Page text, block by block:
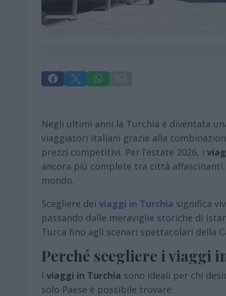
  
Negli ultimi anni la Turchia è diventata
viaggiatori italiani grazie alla
prezzi competitivi. Per l’estate 2026, i
ancora più complete tra città
mondo.
Scegliere dei viaggi in Turchia significa
passando dalle meraviglie storiche di
Turca fino agli scenari spettacolari della
Perché scegliere i viaggi
I viaggi in Turchia sono ideali per chi
solo Paese è possibile trovare: